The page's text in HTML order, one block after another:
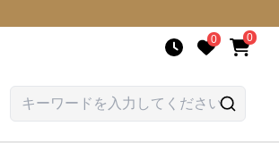
0 0